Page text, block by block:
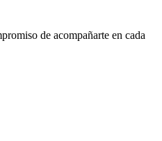
de acompañarte en cada